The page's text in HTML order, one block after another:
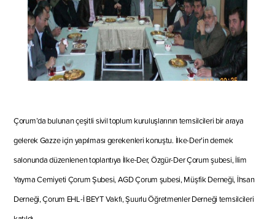
Çorum’da bulunan çeşitli sivil toplum kuruluşlarının temsilcileri bir araya
gelerek Gazze için yapılması gerekenleri konuştu. İlke-Der’in dernek
salonunda düzenlenen toplantıya İlke-Der, Özgür-Der Çorum şubesi, İlim
Yayma Cemiyeti Çorum Şubesi, AGD Çorum şubesi, Müşfik Derneği, İhsan
Derneği, Çorum EHL-İ BEYT Vakfı, Şuurlu Öğretmenler Derneği temsilcileri